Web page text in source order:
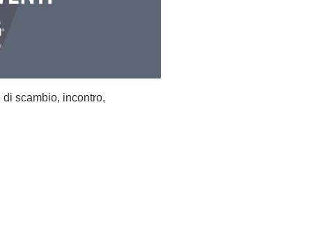
scambio, incontro,